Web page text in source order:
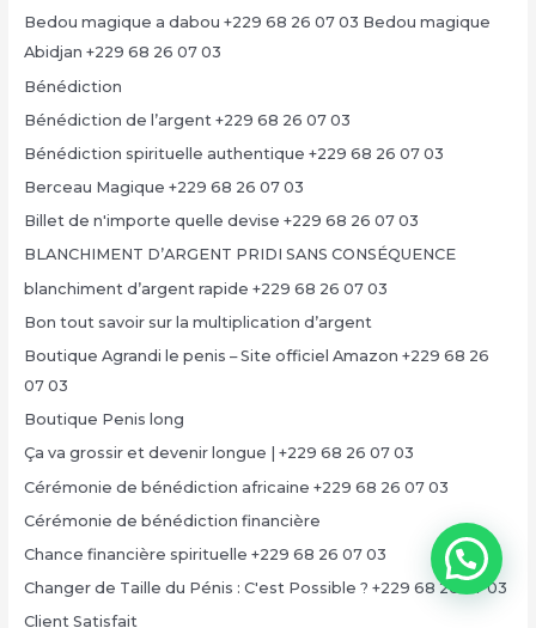
Bedou magique a dabou +229 68 26 07 03 Bedou magique
Abidjan +229 68 26 07 03
Bénédiction
Bénédiction de l’argent +229 68 26 07 03
Bénédiction spirituelle authentique +229 68 26 07 03
Berceau Magique +229 68 26 07 03
Billet de n'importe quelle devise +229 68 26 07 03
BLANCHIMENT D’ARGENT PRIDI SANS CONSÉQUENCE
blanchiment d’argent rapide +229 68 26 07 03
Bon tout savoir sur la multiplication d’argent
Boutique Agrandi le penis – Site officiel Amazon +229 68 26
07 03
Boutique Penis long
Ça va grossir et devenir longue | +229 68 26 07 03
Cérémonie de bénédiction africaine +229 68 26 07 03
Cérémonie de bénédiction financière
Chance financière spirituelle +229 68 26 07 03
Changer de Taille du Pénis : C'est Possible ? +229 68 26 07 03
Client Satisfait